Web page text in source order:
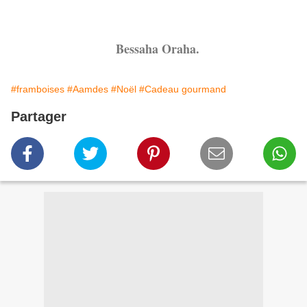
Bessaha Oraha.
#framboises #Aamdes #Noël #Cadeau gourmand
Partager